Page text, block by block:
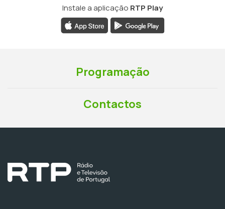
Instale a aplicação RTP Play
Programação
Contactos